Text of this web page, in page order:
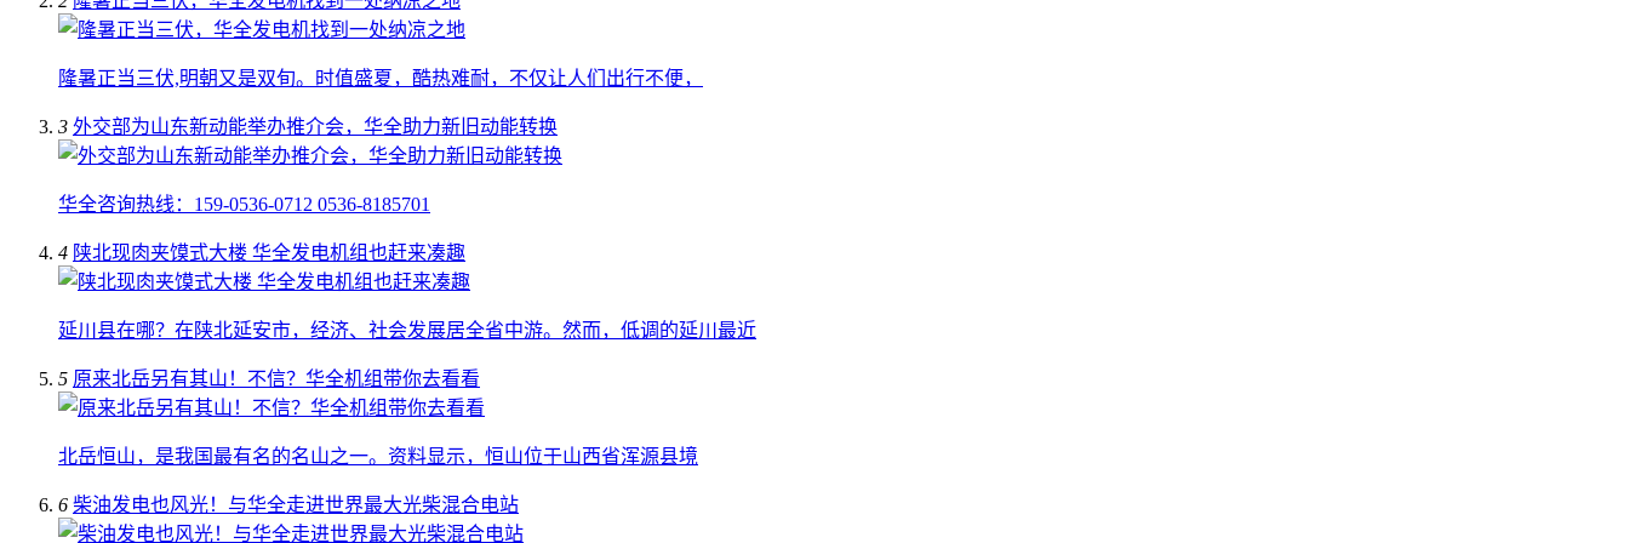
隆暑正当三伏,明朝又是双旬。时值盛夏，酷热难耐，不仅让人们出行不便，
3 外交部为山东新动能举办推介会，华全助力新旧动能转换
华全咨询热线：159-0536-0712 0536-8185701
4 陕北现肉夹馍式大楼 华全发电机组也赶来凑趣
延川县在哪？在陕北延安市，经济、社会发展居全省中游。然而，低调的延川最近
5 原来北岳另有其山！不信？华全机组带你去看看
北岳恒山，是我国最有名的名山之一。资料显示，恒山位于山西省浑源县境
6 柴油发电也风光！与华全走进世界最大光柴混合电站